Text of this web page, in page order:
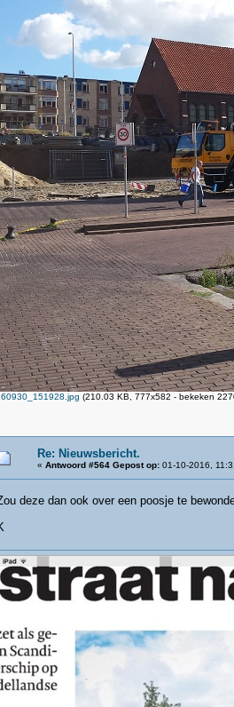
(210.03 KB, 777x582 - bekeken
Re: Nieuwsbericht.
« Antwoord #564 Gepost op:01-10-2016,
deze dan ook over een poosje te